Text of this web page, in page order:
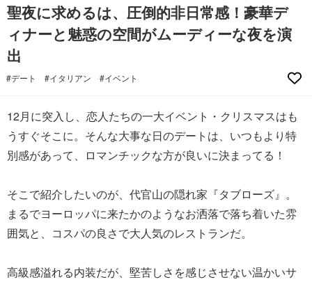
聖夜に求めるは、圧倒的非日常感！豪華デ
ィナーと魅惑の空間がムーディーな夜を演
出
#デート #イタリアン #イベント
12月に突入し、恋人たちの一大イベント・クリスマスはも
うすぐそこに。そんな大事な日のデートは、いつもより特
別感があって、ロマンチックな方が良いに決まってる！
そこで紹介したいのが、代官山の隠れ家『タブローズ』。
まるでヨーロッパに来たかのようなお洒落で落ち着いた雰
囲気と、コスパの良さで大人気のレストランだ。
高級感溢れる内装だが、堅苦しさを感じさせない温かいサ